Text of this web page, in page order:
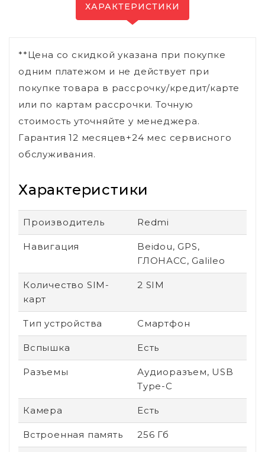
ХАРАКТЕРИСТИКИ
**Цена со скидкой указана при покупке
одним платежом и не действует при
покупке товара в рассрочку/кредит/карте
или по картам рассрочки. Точную
стоимость уточняйте у менеджера.
Гарантия 12 месяцев+24 мес сервисного
обслуживания.
Характеристики
Производитель Redmi
Навигация
Beidou, GPS,
ГЛОНАСС, Galileo
Количество SIM-
карт
2 SIM
Тип устройства Смартфон
Вспышка Есть
Разъемы
Аудиоразъем, USB
Type-C
Камера Есть
Встроенная память 256 Гб